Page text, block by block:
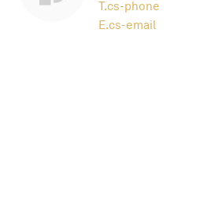
T.cs-phone
E.cs-email